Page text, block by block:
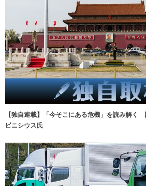
【独自連載】「今そこにある危機」を読み解く
ビニシウス氏